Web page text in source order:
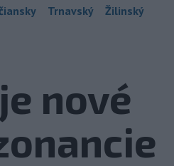
Trnavský Žilinský
nové